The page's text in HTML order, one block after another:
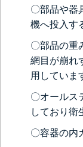
〇部品や器
機へ投入す
〇部品の重
網目が崩れ
用していま
〇オールス
しており衛
〇容器の内